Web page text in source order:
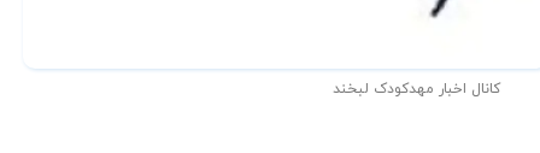
کانال اخبار مهدکودک لبخند